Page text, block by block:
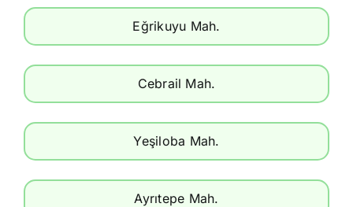
Eğrikuyu Mah.
Cebrail Mah.
Yeşiloba Mah.
Ayrıtepe Mah.